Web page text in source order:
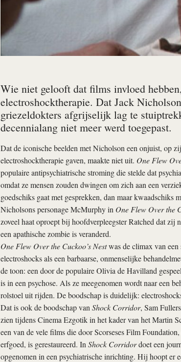
Wie niet gelooft dat films invloed
electroshocktherapie. Dat Jack
griezeldokters afgrijselijk lag te
decennialang niet meer werd toegepast.
Dat de iconische beelden met Nicholson een onjuist, op
electroshocktherapie gaven, maakte niet uit. One Flew
populaire antipsychiatrische stroming die stelde dat
omdat ze mensen zouden dwingen om zich aan een
goedschiks gaat met gesprekken, dan maar kwaadschiks
Nicholsons personage McMurphy in One Flew Over the
zoveel haat oproept bij hoofdverpleegster Ratched dat zij
een apathische zombie is veranderd.
One Flew Over the Cuckoo’s Nestwas de climax van
electroshocks als een barbaarse, onmenselijke
de toon: een door de populaire Olivia de Havilland
is in een psychose. Als ze meegenomen wordt naar een
rolstoel uit rijden. De boodschap is duidelijk:
Dat is ook de boodschap van Shock Corridor, Sam
zien tijdens Cinema Ezgotik in het kader van het Martin
een van de vele films die door Scorseses Film
erfgoed, is gerestaureerd. In Shock Corridordoet een
opgenomen in een psychiatrische inrichting. Hij hoopt er